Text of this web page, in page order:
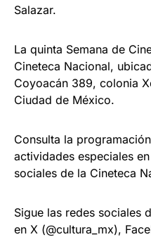
Salazar.
La quinta Semana de
Cineteca Nacional,
Coyoacán 389, colonia
Ciudad de México.
Consulta la
actividades especiales
sociales de la Cineteca
Sigue las redes sociales
en X (@cultura_mx),